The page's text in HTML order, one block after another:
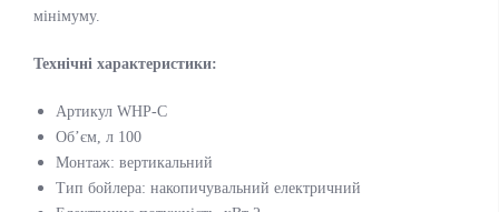
мінімуму.
Технічні характеристики:
Артикул WHP-C
Об’єм, л 100
Монтаж: вертикальний
Тип бойлера: накопичувальний електричний